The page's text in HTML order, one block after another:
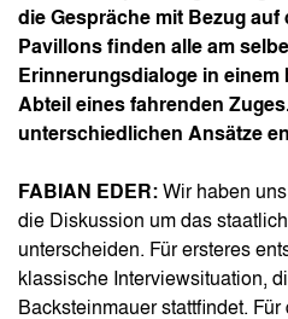
die Gespräche mit Bezug
Pavillons finden alle am
Erinnerungsdialoge in einem
Abteil eines fahrenden
unterschiedlichen Ansätze
FABIAN EDER: Wir haben
die Diskussion um das
unterscheiden. Für ersteres
klassische Interviewsituation,
Backsteinmauer stattfindet.